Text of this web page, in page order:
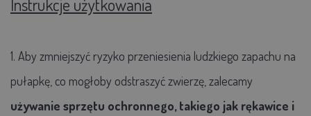
Instrukcje użytkowania
1. Aby zmniejszyć ryzyko przeniesienia ludzkiego zapachu na
pułapkę, co mogłoby odstraszyć zwierzę, zalecamy
używanie sprzętu ochronnego, takiego jak rękawice i